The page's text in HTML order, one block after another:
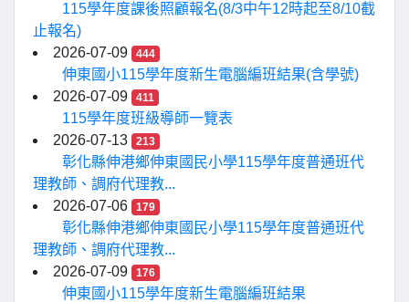
115學年度課後照顧報名(8/3中午12時起至8/10截
止報名)
2026-07-09
444
伸東國小115學年度新生電腦編班結果(含學號)
2026-07-09
411
115學年度班級導師一覽表
2026-07-13
213
彰化縣伸港鄉伸東國民小學115學年度普通班代
理教師、調府代理教...
2026-07-06
179
彰化縣伸港鄉伸東國民小學115學年度普通班代
理教師、調府代理教...
2026-07-09
176
伸東國小115學年度新生電腦編班結果